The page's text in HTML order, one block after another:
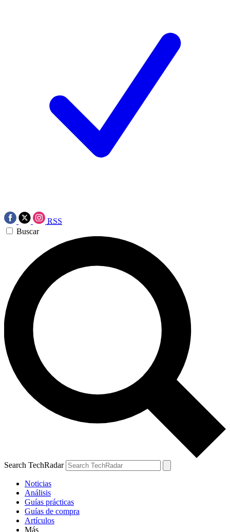
RSS
Buscar
Search TechRadar
Noticias
Análisis
Guías prácticas
Guías de compra
Artículos
Más